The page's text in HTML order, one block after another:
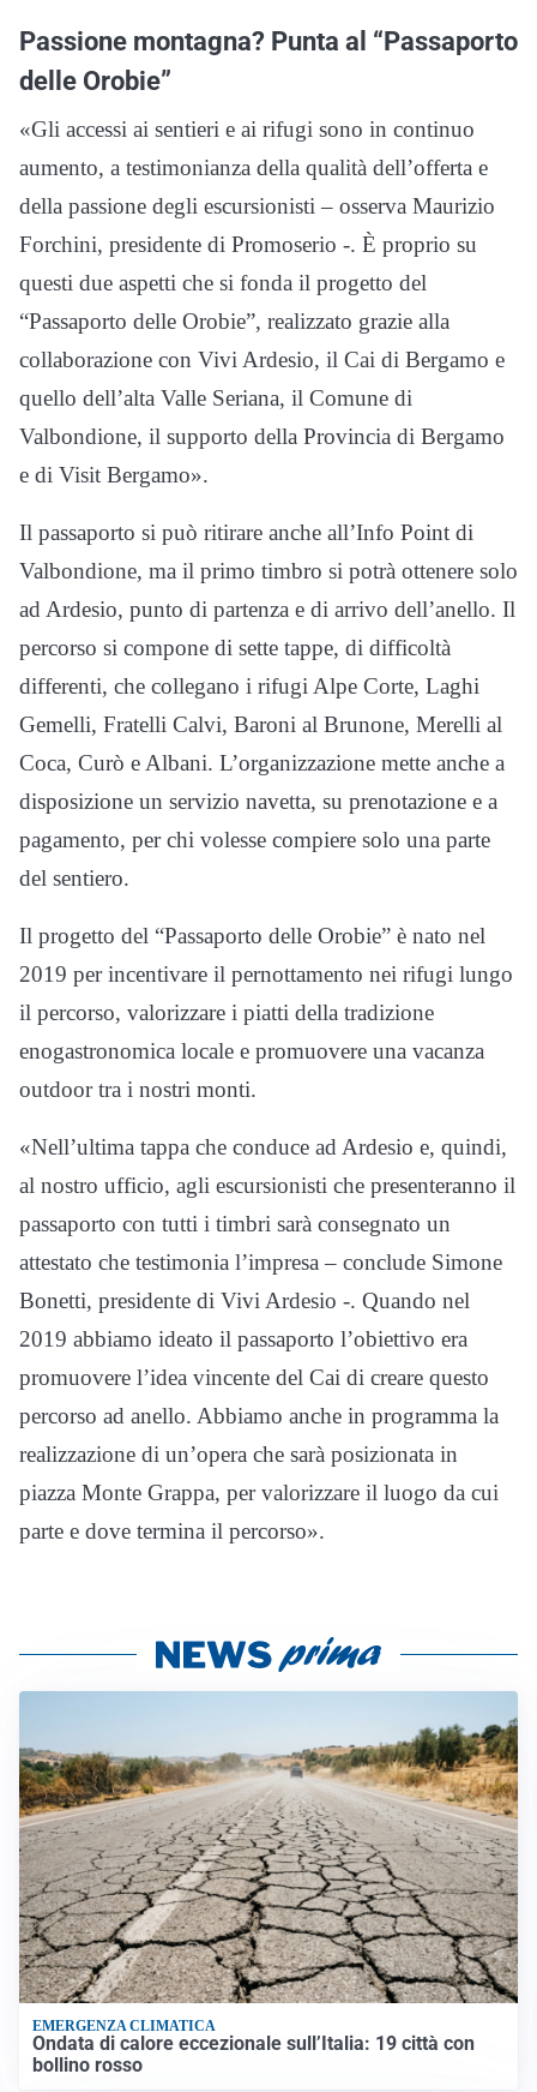
Passione montagna? Punta al “Passaporto
delle Orobie”
«Gli accessi ai sentieri e ai rifugi sono in continuo
aumento, a testimonianza della qualità dell’offerta e
della passione degli escursionisti – osserva Maurizio
Forchini, presidente di Promoserio -. È proprio su
questi due aspetti che si fonda il progetto del
“Passaporto delle Orobie”, realizzato grazie alla
collaborazione con Vivi Ardesio, il Cai di Bergamo e
quello dell’alta Valle Seriana, il Comune di
Valbondione, il supporto della Provincia di Bergamo
e di Visit Bergamo».
Il passaporto si può ritirare anche all’Info Point di
Valbondione, ma il primo timbro si potrà ottenere solo
ad Ardesio, punto di partenza e di arrivo dell’anello. Il
percorso si compone di sette tappe, di difficoltà
differenti, che collegano i rifugi Alpe Corte, Laghi
Gemelli, Fratelli Calvi, Baroni al Brunone, Merelli al
Coca, Curò e Albani. L’organizzazione mette anche a
disposizione un servizio navetta, su prenotazione e a
pagamento, per chi volesse compiere solo una parte
del sentiero.
Il progetto del “Passaporto delle Orobie” è nato nel
2019 per incentivare il pernottamento nei rifugi lungo
il percorso, valorizzare i piatti della tradizione
enogastronomica locale e promuovere una vacanza
outdoor tra i nostri monti.
«Nell’ultima tappa che conduce ad Ardesio e, quindi,
al nostro ufficio, agli escursionisti che presenteranno il
passaporto con tutti i timbri sarà consegnato un
attestato che testimonia l’impresa – conclude Simone
Bonetti, presidente di Vivi Ardesio -. Quando nel
2019 abbiamo ideato il passaporto l’obiettivo era
promuovere l’idea vincente del Cai di creare questo
percorso ad anello. Abbiamo anche in programma la
realizzazione di un’opera che sarà posizionata in
piazza Monte Grappa, per valorizzare il luogo da cui
parte e dove termina il percorso».
EMERGENZA CLIMATICA
Ondata di calore eccezionale sull’Italia: 19 città con
bollino rosso